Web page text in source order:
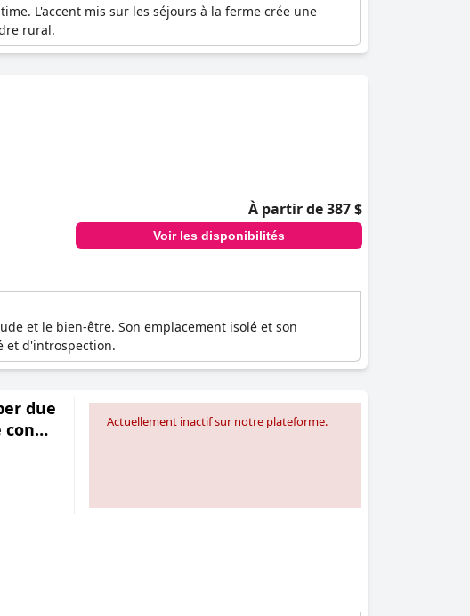
L'accent mis sur les séjours à la ferme crée une
rural.
À partir de 387 $
Voir les disponibilités
et le bien-être. Son emplacement isolé et son
et d'introspection.
due
con
Actuellement inactif sur notre plateforme.